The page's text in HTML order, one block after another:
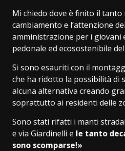
Mi chiedo dove è finito il
cambiamento e l’attenzione
amministrazione per i giovani
pedonale ed ecosostenibile
Si sono esauriti con il
che ha ridotto la possibilità di
alcuna alternativa creando
soprattutto ai residenti delle
Sono stati rifatti i manti
e via Giardinelli e le tanto
sono scomparse!»